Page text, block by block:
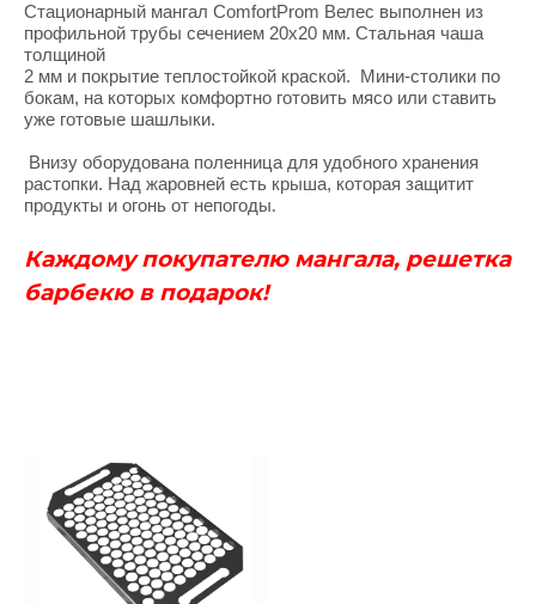
Стационарный мангал ComfortProm Велес выполнен из
профильной трубы сечением 20х20 мм. Стальная чаша
толщиной
2 мм и покрытие теплостойкой краской. Мини-столики по
бокам, на которых комфортно готовить мясо или ставить
уже готовые шашлыки.
Внизу оборудована поленница для удобного хранения
растопки. Над жаровней есть крыша, которая защитит
продукты и огонь от непогоды.
Каждому покупателю мангала, решетка
барбекю в подарок!